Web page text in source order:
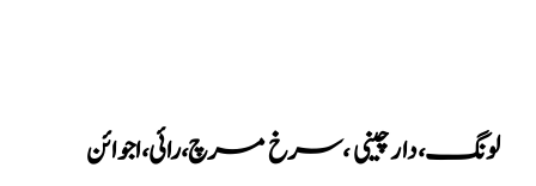
لونگ،دارچینی ،سرخ مرچ،رائی،اجوائن